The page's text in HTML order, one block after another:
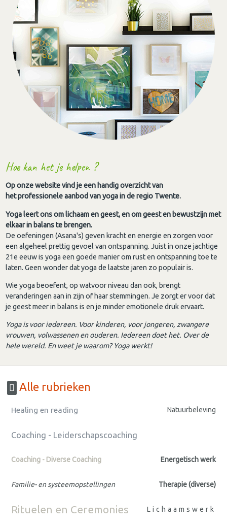
Hoe kan het je helpen ?
Op onze website vind je een handig overzicht van
het professionele aanbod van yoga in de regio Twente.
Yoga leert ons om lichaam en geest, en om geest en bewustzijn met
elkaar in balans te brengen.
De oefeningen (Asana's) geven kracht en energie en zorgen voor
een algeheel prettig gevoel van ontspanning. Juist in onze jachtige
21e eeuw is yoga een goede manier om rust en ontspanning toe te
laten. Geen wonder dat yoga de laatste jaren zo populair is.
Wie yoga beoefent, op watvoor niveau dan ook, brengt
veranderingen aan in zijn of haar stemmingen. Je zorgt er voor dat
je geest meer in balans is en je minder emotionele druk ervaart.
Yoga is voor iedereen. Voor kinderen, voor jongeren, zwangere
vrouwen, volwassenen en ouderen. Iedereen doet het. Over de
hele wereld. En weet je waarom? Yoga werkt!
Alle rubrieken
Healing en reading Natuurbeleving
Coaching - Leiderschapscoaching
Coaching - Diverse Coaching Energetisch werk
Familie- en systeemopstellingen Therapie (diverse)
Rituelen en Ceremonies Lichaamswerk